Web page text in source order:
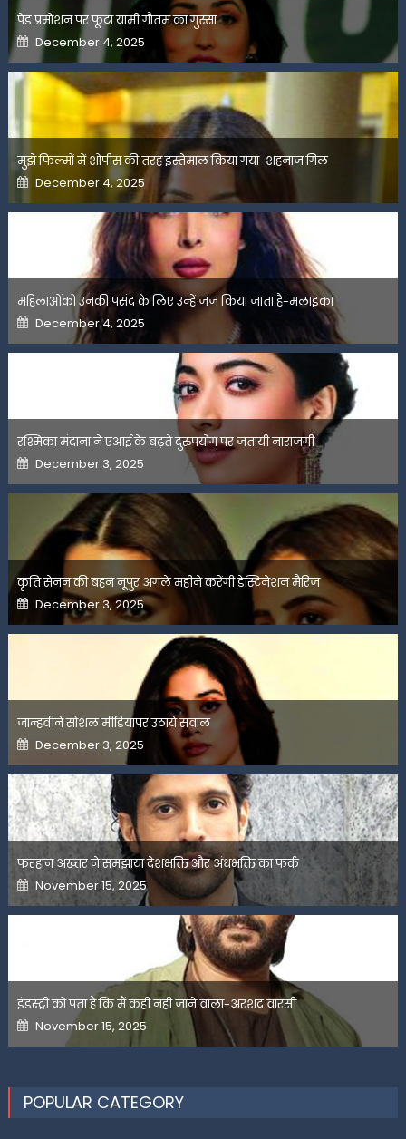
पेड प्रमोशन पर फूटा यामी गौतम का गुस्सा
Posted
on
December 4, 2025
मुझे फिल्मों में शोपीस की तरह इस्तेमाल किया गया-शहनाज गिल
Posted
on
December 4, 2025
महिलाओंको उनकी पसंद के लिए उन्हें जज किया जाता है-मलाइका
Posted
on
December 4, 2025
रश्मिका मंदाना ने एआई के बढ़ते दुरुपयोग पर जतायी नाराजगी
Posted
on
December 3, 2025
कृति सेनन की बहन नूपुर अगले महीने करेंगी डेस्टिनेशन मैरिज
Posted
on
December 3, 2025
जान्हवीने सोशल मीडियापर उठाये सवाल
Posted
on
December 3, 2025
फरहान अख्तर ने समझाया देशभक्ति और अंधभक्ति का फर्क
Posted
on
November 15, 2025
इंडस्ट्री को पता है कि मैं कहीं नहीं जाने वाला-अरशद वारसी
Posted
on
November 15, 2025
POPULAR CATEGORY